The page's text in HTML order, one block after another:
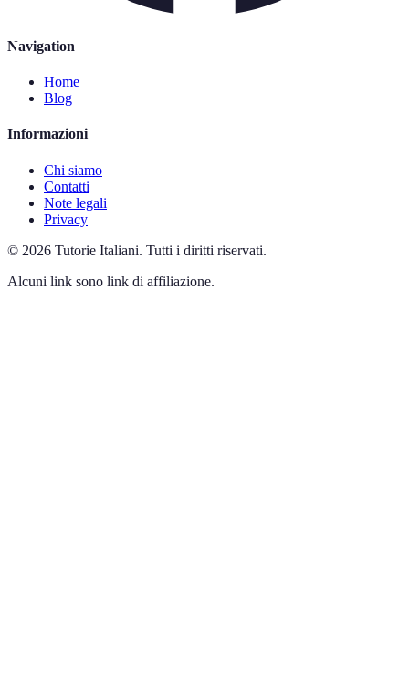
Navigation
Home
Blog
Informazioni
Chi siamo
Contatti
Note legali
Privacy
© 2026 Tutorie Italiani. Tutti i diritti riservati.
Alcuni link sono link di affiliazione.